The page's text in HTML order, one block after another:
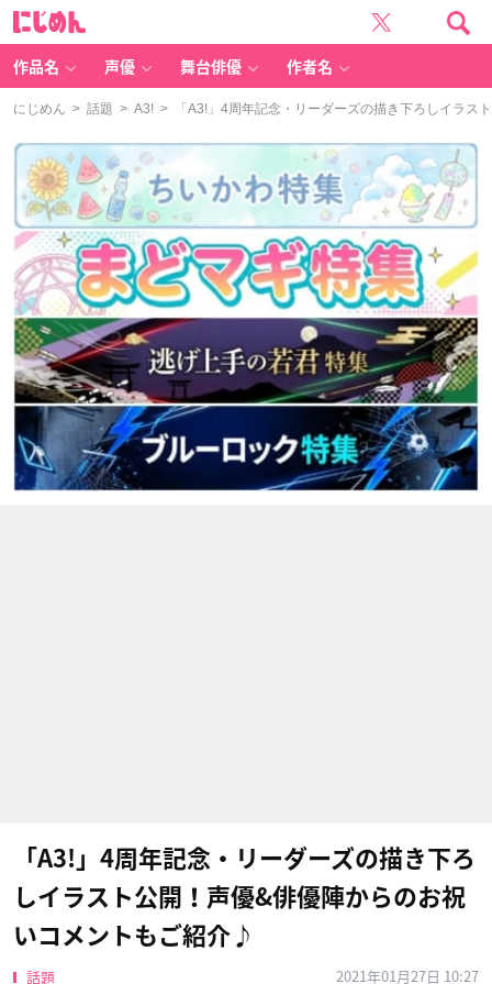
作品名 声優 舞台俳優 作者名
にじめん > 話題 > A3! > 「A3!」4周年記念・リーダーズの描き下ろしイラス
「A3!」4周年記念・リーダーズの描き下ろ
しイラスト公開！声優&俳優陣からのお祝
いコメントもご紹介♪
話題 2021年01月27日 10:27